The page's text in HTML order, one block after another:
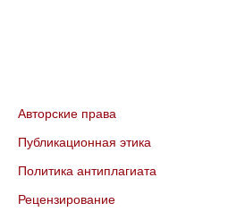
Авторские права
Публикационная этика
Политика антиплагиата
Рецензирование